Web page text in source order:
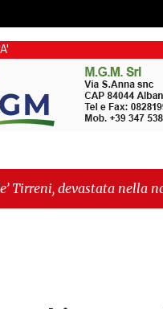
nella notte la Villa
sociali e pressioni